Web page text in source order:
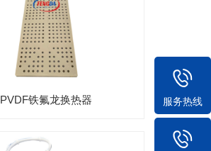
PVDF铁氟龙换热器 服务热线